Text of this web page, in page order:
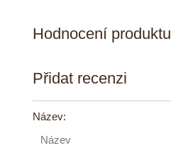
Hodnocení produktu
Přidat recenzi
Název: